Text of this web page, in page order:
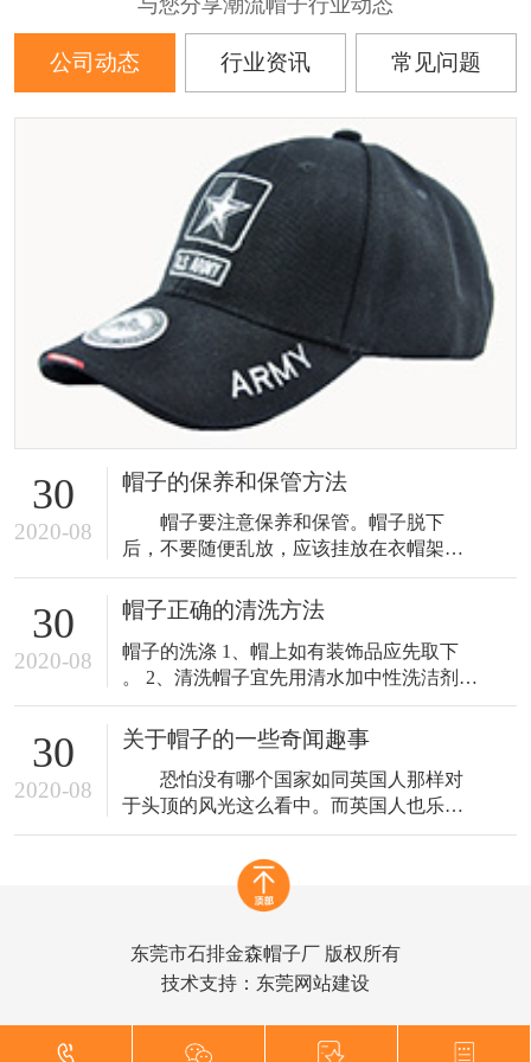
公司动态 行业资讯 常见问题
30
2020-08
帽子的保养和保管方法
帽子要注意保养和保管。帽子脱下
后，不要随便乱放，应该挂放在衣帽架
上，或者衣钩上，上面不要压重物，以免
走样变形 。帽子戴久了，帽子的里外会沾
上油垢、污物，要及时洗刷掉。 帽衬可以
拆下洗净，再绷上，以免帽衬上的汗污受
潮发霉，影响帽子 寿命。帽子上的灰要经
常刷。粘附在帽面上的污泥、油垢， 可用
软刷蘸上
30
2020-08
帽子正确的清洗方法
帽子的洗涤 1、帽上如有装饰品应先取下
。 2、清洗帽子宜先用清水加中性洗洁剂稍
为浸泡 。 3、用软性刷子轻轻刷洗 。 4、
内圈汗带部份〈与头圈接触之部份〉多刷
洗几次，以彻底洗净汗 垢及细菌，当然，
如果您选用的是抗菌防臭材质？那此步骤
就免了。 5、将帽子折合成四瓣，轻轻甩掉
水分，
30
2020-08
关于帽子的一些奇闻趣事
恐怕没有哪个国家如同英国人那样对
于头顶的风光这么看中。而英国人也乐于
保持这类遗风，已经有百年历史的Ascot皇
家赛马会，成了英国有名的帽子盛会。在
这段日子里，上至女皇，皇室，下至平民
百姓，每个前去参加的人都会精心装扮一
会对自己头顶的帽子好好琢磨一番。势必
让自己
东莞市石排金森帽子厂 版权所有
技术支持： 东莞网站建设